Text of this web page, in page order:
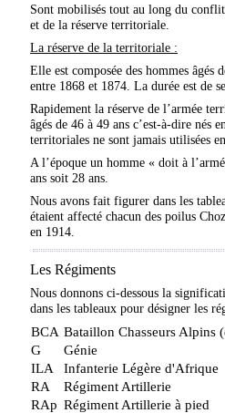
Sont mobilisés tout au long du
et de la réserve territoriale.
La réserve de la territoriale :
Elle est composée des hommes âgés
entre 1868 et 1874. La durée est de
Rapidement la réserve de l’armée
âgés de 46 à 49 ans c’est-à-dire nés
territoriales ne sont jamais utilisées
A l’époque un homme « doit à
ans soit 28 ans.
Nous avons fait figurer dans les
étaient affecté chacun des poilus
en 1914.
Les Régiments
Nous donnons ci-dessous la
dans les tableaux pour désigner les
BCA Bataillon Chasseurs Alpins
G
Génie
ILA
Infanterie Légère d'Afrique
RA
Régiment Artillerie
RAp Régiment Artillerie à pied